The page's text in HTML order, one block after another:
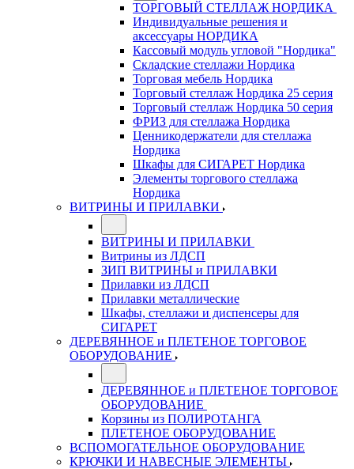
ТОРГОВЫЙ СТЕЛЛАЖ НОРДИКА
Индивидуальные решения и
аксессуары НОРДИКА
Кассовый модуль угловой "Нордика"
Складские стеллажи Нордика
Торговая мебель Нордика
Торговый стеллаж Нордика 25 серия
Торговый стеллаж Нордика 50 серия
ФРИЗ для стеллажа Нордика
Ценникодержатели для стеллажа
Нордика
Шкафы для СИГАРЕТ Нордика
Элементы торгового стеллажа
Нордика
ВИТРИНЫ И ПРИЛАВКИ
ВИТРИНЫ И ПРИЛАВКИ
Витрины из ЛДСП
ЗИП ВИТРИНЫ и ПРИЛАВКИ
Прилавки из ЛДСП
Прилавки металлические
Шкафы, стеллажи и диспенсеры для
СИГАРЕТ
ДЕРЕВЯННОЕ и ПЛЕТЕНОЕ ТОРГОВОЕ
ОБОРУДОВАНИЕ
ДЕРЕВЯННОЕ и ПЛЕТЕНОЕ ТОРГОВОЕ
ОБОРУДОВАНИЕ
Корзины из ПОЛИРОТАНГА
ПЛЕТЕНОЕ ОБОРУДОВАНИЕ
ВСПОМОГАТЕЛЬНОЕ ОБОРУДОВАНИЕ
КРЮЧКИ И НАВЕСНЫЕ ЭЛЕМЕНТЫ